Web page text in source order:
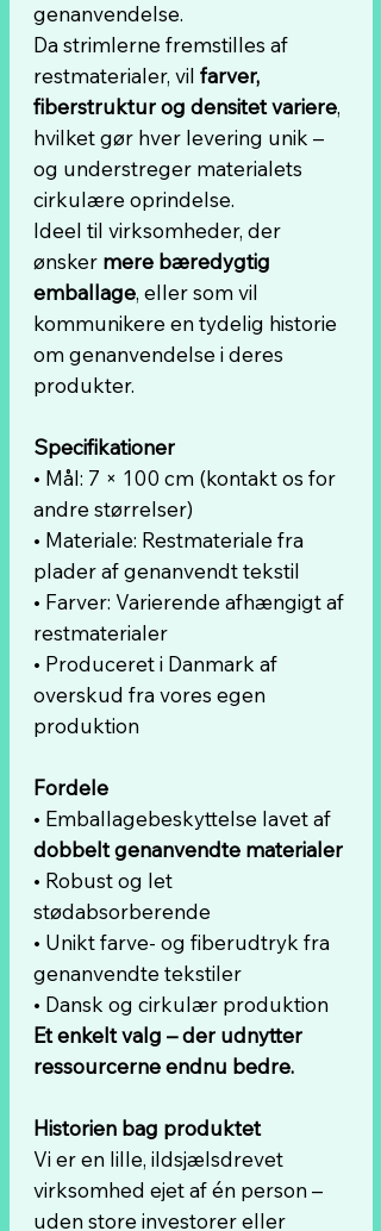
genanvendelse.
Da strimlerne fremstilles af
restmaterialer, vil farver,
fiberstruktur og densitet variere,
hvilket gør hver levering unik –
og understreger materialets
cirkulære oprindelse.
Ideel til virksomheder, der
ønsker mere bæredygtig
emballage, eller som vil
kommunikere en tydelig historie
om genanvendelse i deres
produkter.
Specifikationer
• Mål: 7 × 100 cm (kontakt os for
andre størrelser)
• Materiale: Restmateriale fra
plader af genanvendt tekstil
• Farver: Varierende afhængigt af
restmaterialer
• Produceret i Danmark af
overskud fra vores egen
produktion
Fordele
• Emballagebeskyttelse lavet af
dobbelt genanvendte materialer
• Robust og let
stødabsorberende
• Unikt farve- og fiberudtryk fra
genanvendte tekstiler
• Dansk og cirkulær produktion
Et enkelt valg – der udnytter
ressourcerne endnu bedre.
Historien bag produktet
Vi er en lille, ildsjælsdrevet
virksomhed ejet af én person –
uden store investorer eller